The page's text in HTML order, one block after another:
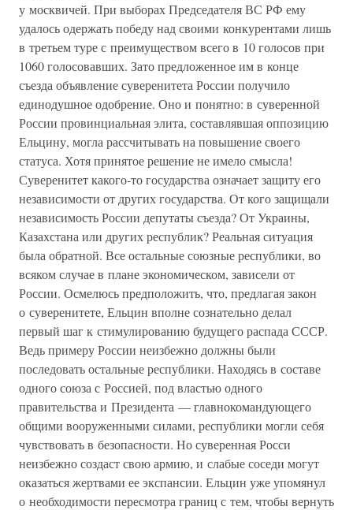
у москвичей. При выборах Председателя ВС РФ ему
удалось одержать победу над своими конкурентами лишь
в третьем туре с преимуществом всего в 10 голосов при
1060 голосовавших. Зато предложенное им в конце
съезда объявление суверенитета России получило
единодушное одобрение. Оно и понятно: в суверенной
России провинциальная элита, составлявшая оппозицию
Ельцину, могла рассчитывать на повышение своего
статуса. Хотя принятое решение не имело смысла!
Суверенитет какого-то государства означает защиту его
независимости от других государства. От кого защищали
независимость России депутаты съезда? От Украины,
Казахстана или других республик? Реальная ситуация
была обратной. Все остальные союзные республики, во
всяком случае в плане экономическом, зависели от
России. Осмелюсь предположить, что, предлагая закон
о суверенитете, Ельцин вполне сознательно делал
первый шаг к стимулированию будущего распада СССР.
Ведь примеру России неизбежно должны были
последовать остальные республики. Находясь в составе
одного союза с Россией, под властью одного
правительства и Президента — главнокомандующего
общими вооруженными силами, республики могли себя
чувствовать в безопасности. Но суверенная Росси
неизбежно создаст свою армию, и слабые соседи могут
оказаться жертвами ее экспансии. Ельцин уже упомянул
о необходимости пересмотра границ с тем, чтобы вернуть